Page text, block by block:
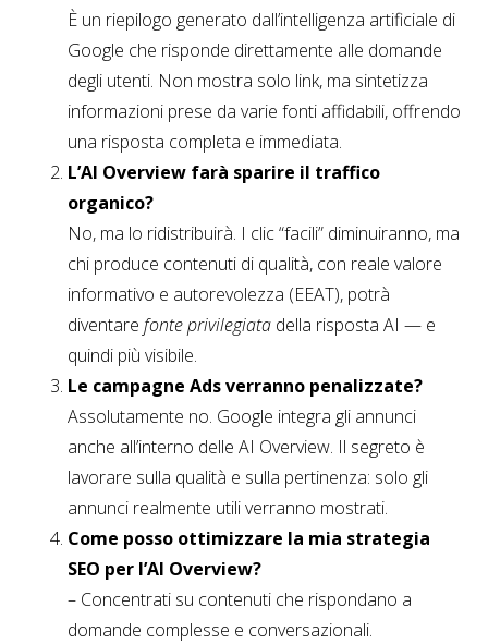
È un riepilogo generato dall’intelligenza artificiale di
Google che risponde direttamente alle domande
degli utenti. Non mostra solo link, ma sintetizza
informazioni prese da varie fonti affidabili, offrendo
una risposta completa e immediata.
L’AI Overview farà sparire il traffico
organico?
No, ma lo ridistribuirà. I clic “facili” diminuiranno, ma
chi produce contenuti di qualità, con reale valore
informativo e autorevolezza (EEAT), potrà
diventarefonte privilegiata della risposta AI — e
quindi più visibile.
Le campagne Ads verranno penalizzate?
Assolutamente no. Google integra gli annunci
anche all’interno delle AI Overview. Il segreto è
lavorare sulla qualità e sulla pertinenza: solo gli
annunci realmente utili verranno mostrati.
Come posso ottimizzare la mia strategia
SEO per l’AI Overview?
– Concentrati su contenuti che rispondano a
domande complesse e conversazionali.